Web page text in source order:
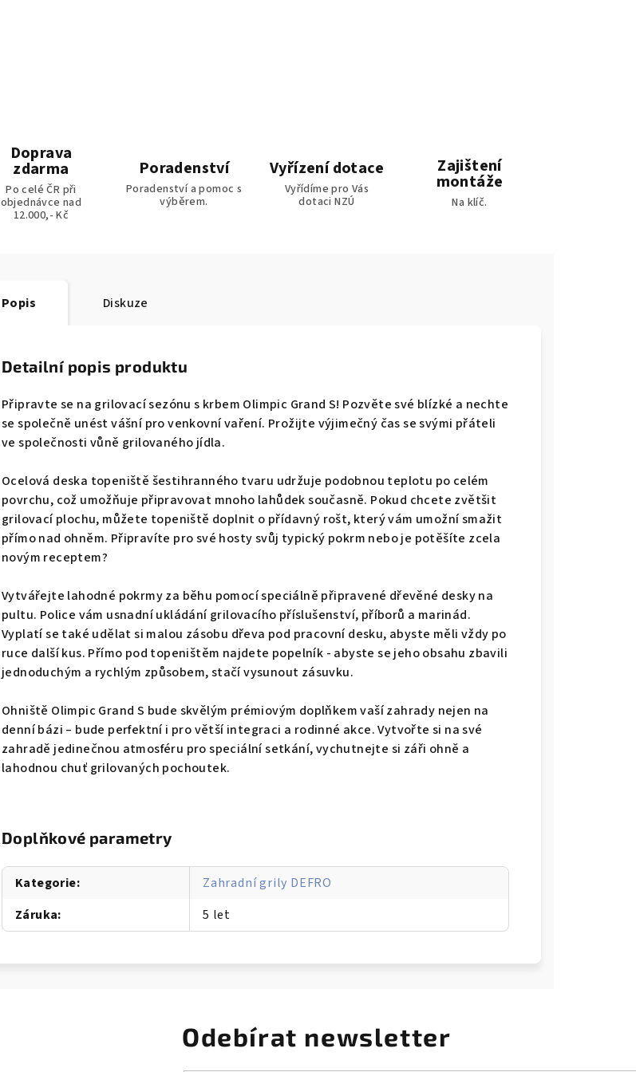
Doprava
zdarma
Po celé ČR při
objednávce nad
12.000,- Kč
Poradenství
Poradenství a pomoc s
výběrem.
Vyřízení dotace
Vyřídíme pro Vás
dotaci NZÚ
Zajištení
montáže
Na klíč.
Popis Diskuze
Detailní popis produktu
Připravte se na grilovací sezónu s krbem Olimpic Grand S! Pozvěte své blízké a nechte
se společně unést vášní pro venkovní vaření. Prožijte výjimečný čas se svými přáteli
ve společnosti vůně grilovaného jídla.
Ocelová deska topeniště šestihranného tvaru udržuje podobnou teplotu po celém
povrchu, což umožňuje připravovat mnoho lahůdek současně. Pokud chcete zvětšit
grilovací plochu, můžete topeniště doplnit o přídavný rošt, který vám umožní smažit
přímo nad ohněm. Připravíte pro své hosty svůj typický pokrm nebo je potěšíte zcela
novým receptem?
Vytvářejte lahodné pokrmy za běhu pomocí speciálně připravené dřevěné desky na
pultu. Police vám usnadní ukládání grilovacího příslušenství, příborů a marinád.
Vyplatí se také udělat si malou zásobu dřeva pod pracovní desku, abyste měli vždy po
ruce další kus. Přímo pod topeništěm najdete popelník - abyste se jeho obsahu zbavili
jednoduchým a rychlým způsobem, stačí vysunout zásuvku.
Ohniště Olimpic Grand S bude skvělým prémiovým doplňkem vaší zahrady nejen na
denní bázi – bude perfektní i pro větší integraci a rodinné akce. Vytvořte si na své
zahradě jedinečnou atmosféru pro speciální setkání, vychutnejte si záři ohně a
lahodnou chuť grilovaných pochoutek.
Doplňkové parametry
Kategorie:
Zahradní grily DEFRO
Záruka: 5 let
Odebírat newsletter